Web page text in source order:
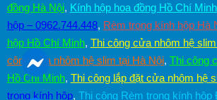
đồng Hà Nội, Kính hộp hoa đồng Hồ Chí Minh
hộp – 0962.744.448, Rèm trong kính hộp Hà
hộp Hồ Chí Minh, Thi công cửa nhôm hệ
công cửa nhôm hệ slim tại Hà Nội, Thi công
Hồ Chí Minh, Thi công lắp đặt cửa nhôm hệ
trong kính hộp, Thi công Rèm trong kính hộp